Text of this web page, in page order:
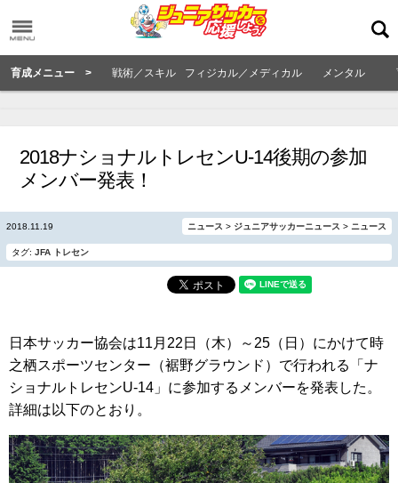
育成メニュー > 戦術／スキル フィジカル／メディカル メンタル
2018ナショナルトレセンU-14後期の参加
メンバー発表！
2018.11.19 ニュース > ジュニアサッカーニュース > ニュース
タグ: JFA トレセン
日本サッカー協会は11月22日（木）～25（日）にかけて時
之栖スポーツセンター（裾野グラウンド）で行われる「ナ
ショナルトレセンU-14」に参加するメンバーを発表した。
詳細は以下のとおり。